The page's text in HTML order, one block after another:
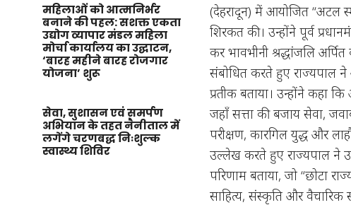
महिलाओं को आत्मनिर्भर
बनाने की पहल: सशक्त एकता
उद्योग व्यापार मंडल महिला
मोर्चा कार्यालय का उद्घाटन,
‘बारह महीने बारह रोजगार
योजना’ शुरू
सेवा, सुशासन एवं समर्पण
अभियान के तहत नैनीताल में
लगेंगे चरणबद्ध निःशुल्क
स्वास्थ्य शिविर
(देहरादून) में आयोजित “अटल
शिरकत की। उन्होंने पूर्व
कर भावभीनी श्रद्धांजलि
संबोधित करते हुए राज्यपाल ने
प्रतीक बताया। उन्होंने कहा
जहाँ सत्ता की बजाय सेवा,
परीक्षण, कारगिल युद्ध और
उल्लेख करते हुए राज्यपाल ने
परिणाम बताया, जो “छोटा
साहित्य, संस्कृति और